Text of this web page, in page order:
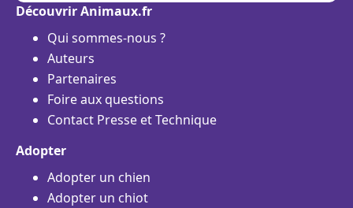
Découvrir Animaux.fr
Qui sommes-nous ?
Auteurs
Partenaires
Foire aux questions
Contact Presse et Technique
Adopter
Adopter un chien
Adopter un chiot